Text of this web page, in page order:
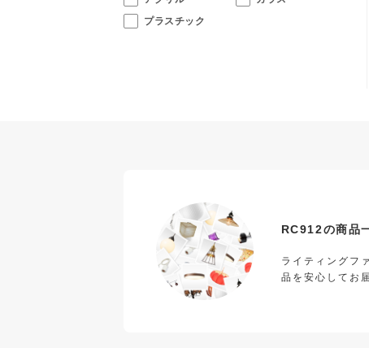
プラスチック
RC912の商品
ライティングフ
品を安心してお